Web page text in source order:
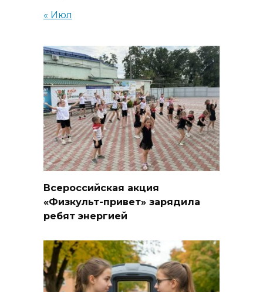
« Июл
Всероссийская акция
«Физкульт-привет» зарядила
ребят энергией